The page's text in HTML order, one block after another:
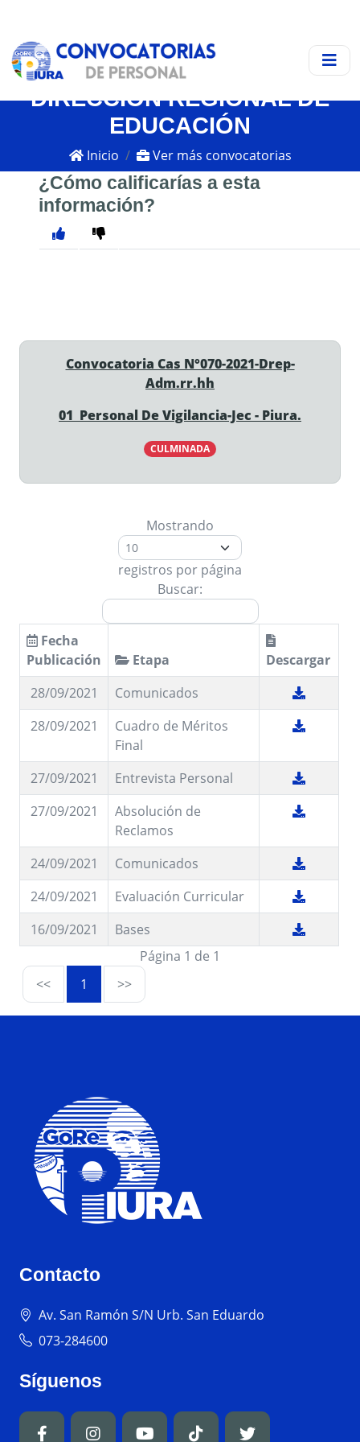
DIRECCIÓN REGIONAL DE
EDUCACIÓN
Inicio Ver más convocatorias
¿Cómo calificarías a esta
información?
Convocatoria Cas N°070-2021-Drep-
Adm.rr.hh
01 Personal De Vigilancia-Jec - Piura.
CULMINADA
Mostrando
registros por página
Buscar:
Fecha
Publicación
Etapa
Descargar
28/09/2021
Comunicados
28/09/2021
Cuadro de Méritos
Final
27/09/2021
Entrevista Personal
27/09/2021
Absolución de
Reclamos
24/09/2021
Comunicados
24/09/2021
Evaluación Curricular
16/09/2021
Bases
Página 1 de 1
<<
1 >>
Contacto
Av. San Ramón S/N Urb. San Eduardo
073-284600
Síguenos